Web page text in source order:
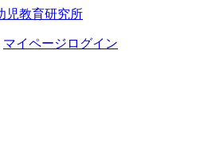
マイページログイン